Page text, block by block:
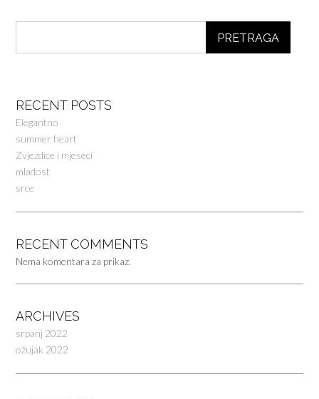
PRETRAGA
RECENT POSTS
Elegantno
summer heart
Zvjezdice i mjeseci
mladost
srce
RECENT COMMENTS
Nema komentara za prikaz.
ARCHIVES
srpanj 2022
ožujak 2022